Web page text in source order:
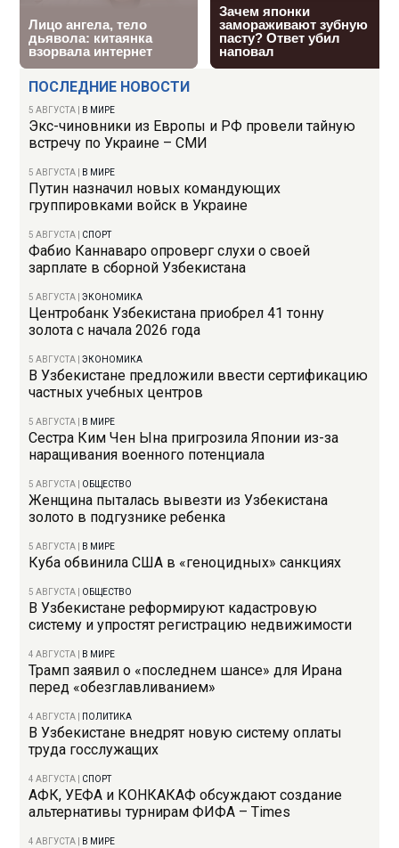
ПОСЛЕДНИЕ НОВОСТИ
5 АВГУСТА В МИРЕ
Экс-чиновники из Европы и РФ провели тайную
встречу по Украине – СМИ
5 АВГУСТА В МИРЕ
Путин назначил новых командующих
группировками войск в Украине
5 АВГУСТА СПОРТ
Фабио Каннаваро опроверг слухи о своей
зарплате в сборной Узбекистана
5 АВГУСТА |ЭКОНОМИКА
Центробанк Узбекистана приобрел 41 тонну
золота с начала 2026 года
5 АВГУСТА |ЭКОНОМИКА
В Узбекистане предложили ввести сертификацию
частных учебных центров
5 АВГУСТА В МИРЕ
Сестра Ким Чен Ына пригрозила Японии из-за
наращивания военного потенциала
5 АВГУСТА ОБЩЕСТВО
Женщина пыталась вывезти из Узбекистана
золото в подгузнике ребенка
5 АВГУСТА В МИРЕ
Куба обвинила США в «геноцидных» санкциях
5 АВГУСТА ОБЩЕСТВО
В Узбекистане реформируют кадастровую
систему и упростят регистрацию недвижимости
4 АВГУСТА В МИРЕ
Трамп заявил о «последнем шансе» для Ирана
перед «обезглавливанием»
4 АВГУСТА ПОЛИТИКА
В Узбекистане внедрят новую систему оплаты
труда госслужащих
4 АВГУСТА СПОРТ
АФК, УЕФА и КОНКАКАФ обсуждают создание
альтернативы турнирам ФИФА – Times
4 АВГУСТА В МИРЕ